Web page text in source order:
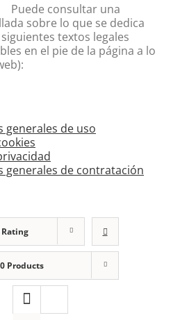
Puede consultar una
sobre lo que se dedica
siguientes textos legales
en el pie de la página a lo
generales de uso
generales de contratación
Rating
Products